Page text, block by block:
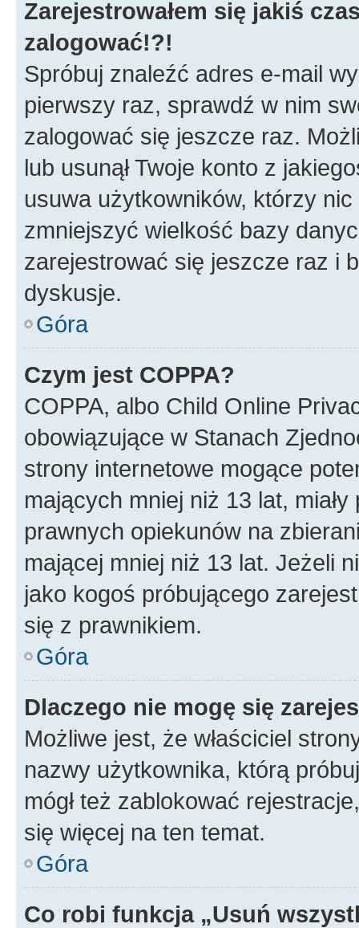
Zarejestrowałem się jakiś
zalogować!?!
Spróbuj znaleźć adres e-mail
pierwszy raz, sprawdź w nim
zalogować się jeszcze raz.
lub usunął Twoje konto z
usuwa użytkowników, którzy
zmniejszyć wielkość bazy
zarejestrować się jeszcze raz i
dyskusje.
Góra
Czym jest COPPA?
COPPA, albo Child Online
obowiązujące w Stanach
strony internetowe mogące
mających mniej niż 13 lat,
prawnych opiekunów na
mającej mniej niż 13 lat. Jeżeli
jako kogoś próbującego
się z prawnikiem.
Góra
Dlaczego nie mogę się
Możliwe jest, że właściciel
nazwy użytkownika, którą
mógł też zablokować
się więcej na ten temat.
Góra
Co robi funkcja „Usuń